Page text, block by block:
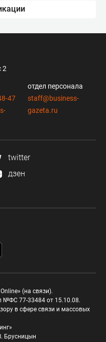
2
47
отдел персонала
staff@business-
gazeta.ru
twitter
дзен
(на связи).
№ФС 77-33484 от 15.10.08.
в сфере связи и массовых
Брусницын